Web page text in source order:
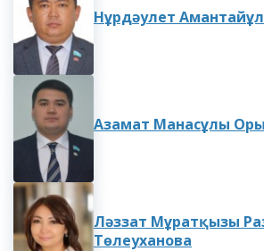
Нұрдәулет
Азамат Манасұлы
Ләззат Мұратқызы
Төлеуханова